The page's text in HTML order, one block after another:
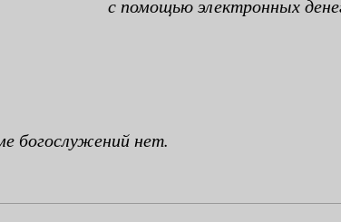
с помощью электронных
богослужений нет.